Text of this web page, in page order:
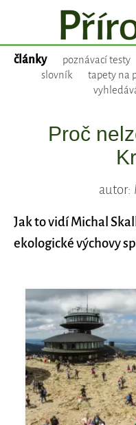
články poznávací testy
slovník
tapety na
Proč
autor:
Jak to vidí Michal
ekologické výchovy